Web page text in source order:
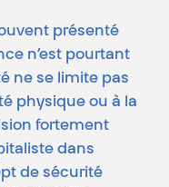
présenté
n’est pourtant
ne se limite pas
physique ou à la
fortement
dans
de sécurité